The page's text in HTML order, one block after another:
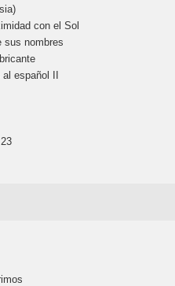
con el Sol
sus nombres
español II